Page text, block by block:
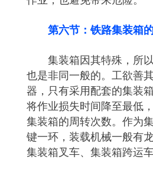
第六节：铁路集装箱
集装箱因其特殊，所以
也是非同一般的。工欲善
器，只有采用配套的集装
将作业损失时间降至最低
集装箱的周转次数。作为
键一环，装载机械一般有
集装箱叉车、集装箱跨运车